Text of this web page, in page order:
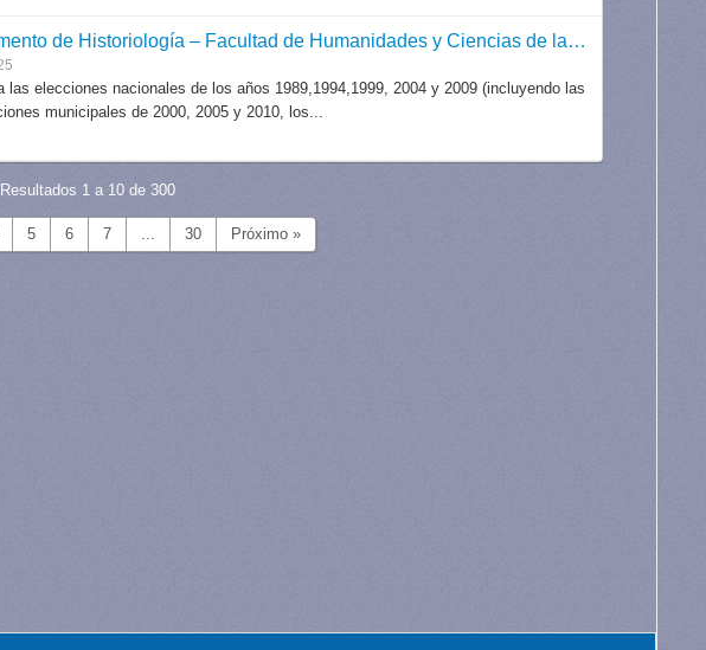
Archivo de Propaganda Política (APP) – Departamento de Historiología – Facultad de Humanidades y Ciencias de la Educación
elecciones nacionales de los años 1989,1994,1999, 2004 y 2009 (incluyendo las
municipales de 2000, 2005 y 2010, los...
Resultados 1 a 10 de 300
5 6 7 ... 30 Próximo »